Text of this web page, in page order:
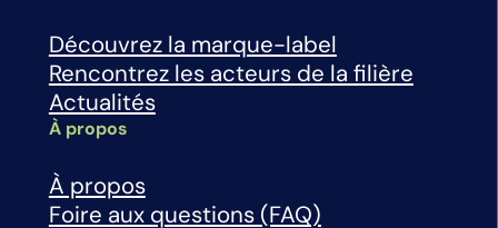
Découvrez la marque-label
Rencontrez les acteurs de la filière
Actualités
À propos
À propos
Foire aux questions (FAQ)